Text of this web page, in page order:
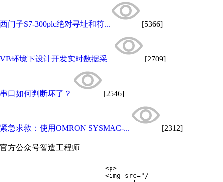
西门子S7-300plc绝对寻址和符... [5366]
VB环境下设计开发实时数据采... [2709]
串口如何判断坏了？ [2546]
紧急求救：使用OMRON SYSMAC-... [2312]
官方公众号智造工程师